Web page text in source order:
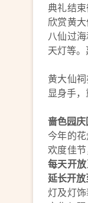
典礼结
欣赏黄
八仙过
天灯等
黄大仙
显身手，
啬色园
今年的
欢度佳
每天开
延长开放
灯及灯